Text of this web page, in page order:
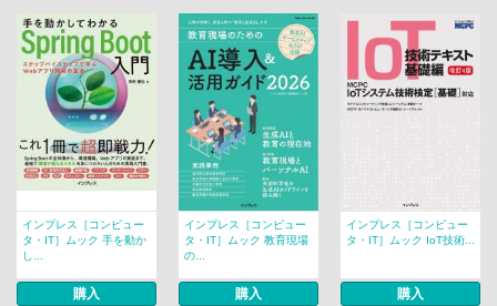
インプレス［コンピュー
タ・IT］ムック 手を動か
し...
購入
インプレス［コンピュー
タ・IT］ムック 教育現場
の...
購入
インプレス［コンピュー
タ・IT］ムック IoT技術...
購入